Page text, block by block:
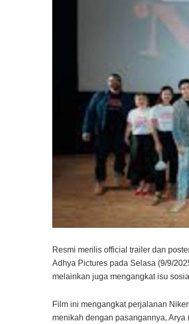
Resmi merilis official trailer dan
Adhya Pictures pada Selasa (9/9/
melainkan juga mengangkat isu
Film ini mengangkat perjalanan
menikah dengan pasangannya,